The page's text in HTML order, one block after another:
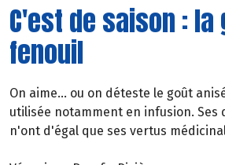
C'est de saison : la
fenouil
On aime... ou on déteste le goût
utilisée notamment en infusion. Ses
n'ont d'égal que ses vertus